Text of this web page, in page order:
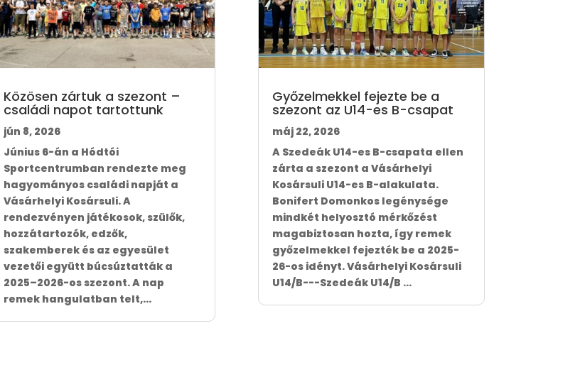
Közösen zártuk a szezont –
családi napot tartottunk
jún 8, 2026
Június 6-án a Hódtói
Sportcentrumban rendezte meg
hagyományos családi napját a
Vásárhelyi Kosársuli. A
rendezvényen játékosok, szülők,
hozzátartozók, edzők,
szakemberek és az egyesület
vezetői együtt búcsúztatták a
2025–2026-os szezont. A nap
remek hangulatban telt,...
Győzelmekkel fejezte be a
szezont az U14-es B-csapat
máj 22, 2026
A Szedeák U14-es B-csapata ellen
zárta a szezont a Vásárhelyi
Kosársuli U14-es B-alakulata.
Bonifert Domonkos legénysége
mindkét helyosztó mérkőzést
magabiztosan hozta, így remek
győzelmekkel fejezték be a 2025-
26-os idényt. Vásárhelyi Kosársuli
U14/B---Szedeák U14/B ...